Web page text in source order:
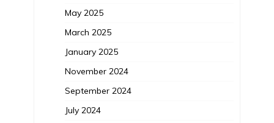
May 2025
March 2025
January 2025
November 2024
September 2024
July 2024